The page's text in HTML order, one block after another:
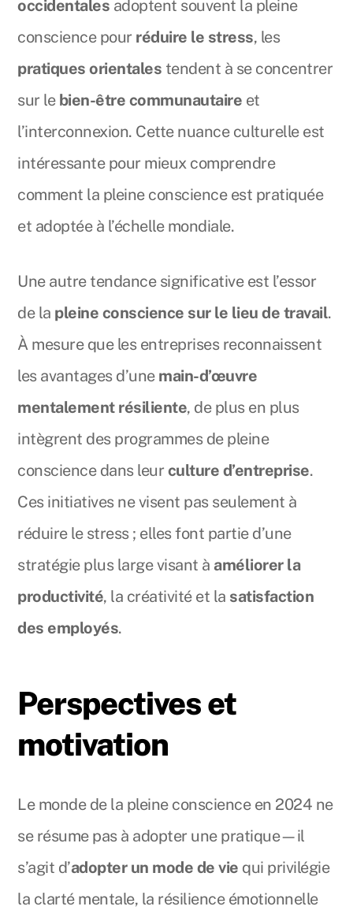
occidentales adoptent souvent la pleine
conscience pour réduire le stress, les
pratiques orientales tendent à se concentrer
sur le bien-être communautaire et
l’interconnexion. Cette nuance culturelle est
intéressante pour mieux comprendre
comment la pleine conscience est pratiquée
et adoptée à l’échelle mondiale.
Une autre tendance significative est l’essor
de la pleine conscience sur le lieu de travail.
À mesure que les entreprises reconnaissent
les avantages d’une main-d’œuvre
mentalement résiliente, de plus en plus
intègrent des programmes de pleine
conscience dans leur culture d’entreprise.
Ces initiatives ne visent pas seulement à
réduire le stress ; elles font partie d’une
stratégie plus large visant à améliorer la
productivité, la créativité et la satisfaction
des employés.
Perspectives et
motivation
Le monde de la pleine conscience en 2024 ne
se résume pas à adopter une pratique—il
s’agit d’adopter un mode de vie qui privilégie
la clarté mentale, la résilience émotionnelle